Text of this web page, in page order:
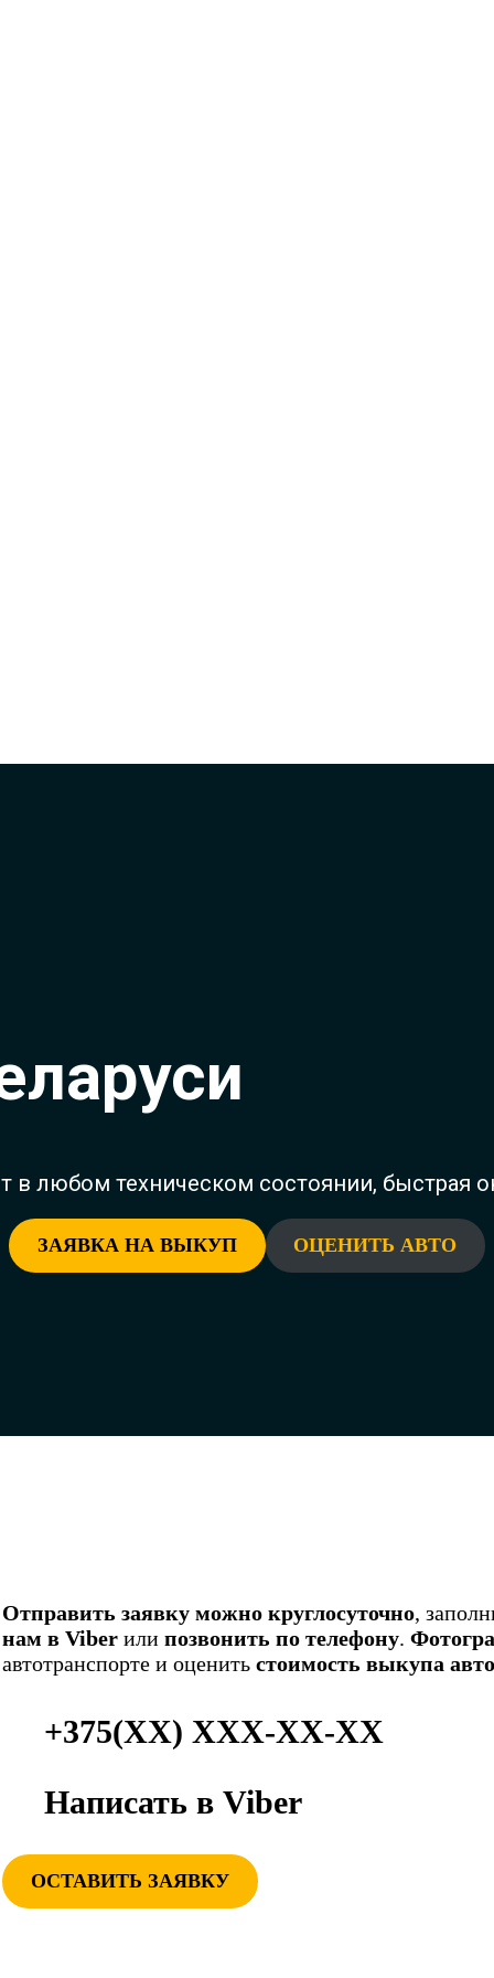
в любом техническом состоянии, быстрая
ЗАЯВКА НА ВЫКУП ОЦЕНИТЬ АВТО
Отправить заявку можно круглосуточно,
нам в Viber илипозвонить по телефону.
автотранспорте и оценитьстоимость выкупа
+375(ХХ) ХХХ-ХХ-ХХ
Написать в Viber
ОСТАВИТЬ ЗАЯВКУ